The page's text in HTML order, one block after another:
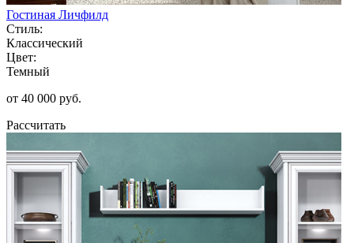
Гостиная Личфилд
Стиль:
Классический
Цвет:
Темный
от 40 000 руб.
Рассчитать